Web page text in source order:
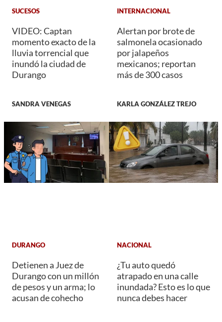
SUCESOS
VIDEO: Captan
momento exacto de la
lluvia torrencial que
inundó la ciudad de
Durango
SANDRA VENEGAS
INTERNACIONAL
Alertan por brote de
salmonela ocasionado
por jalapeños
mexicanos; reportan
más de 300 casos
KARLA GONZÁLEZ TREJO
DURANGO
Detienen a Juez de
Durango con un millón
de pesos y un arma; lo
acusan de cohecho
NACIONAL
¿Tu auto quedó
atrapado en una calle
inundada? Esto es lo que
nunca debes hacer